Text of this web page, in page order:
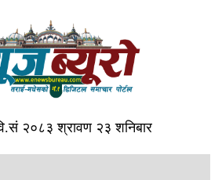
२०८३ श्रावण २३ शनिबार